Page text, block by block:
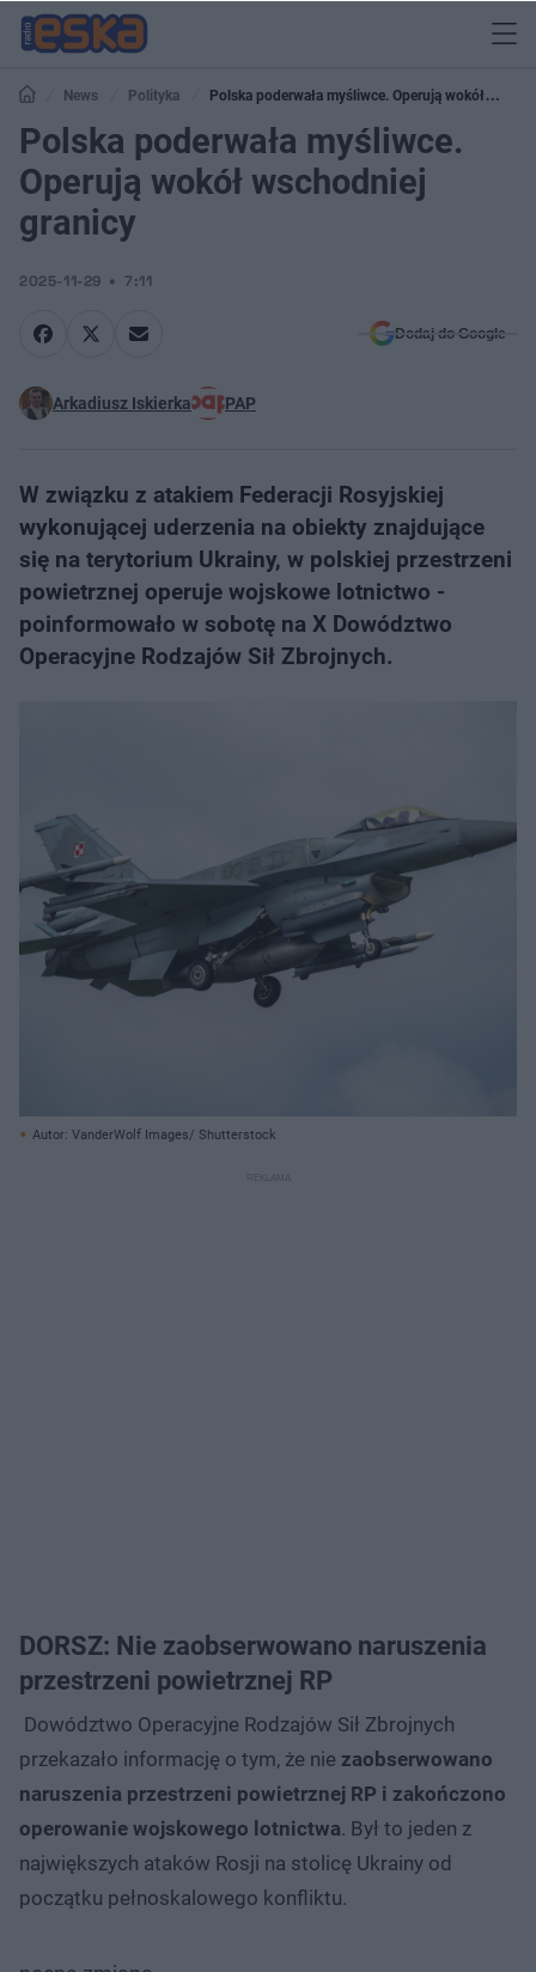
News Polityka
Polska poderwała myśliwce. Operują wokół
wschodniej granicy
Polska poderwała myśliwce.
Operują wokół wschodniej
granicy
2025-11-29 7:11
Dodaj do Google
Arkadiusz Iskierka PAP
W związku z atakiem Federacji Rosyjskiej
wykonującej uderzenia na obiekty znajdujące
się na terytorium Ukrainy, w polskiej przestrzeni
powietrznej operuje wojskowe lotnictwo -
poinformowało w sobotę na X Dowództwo
Operacyjne Rodzajów Sił Zbrojnych.
Autor: VanderWolf Images/ Shutterstock
DORSZ: Nie zaobserwowano naruszenia
przestrzeni powietrznej RP
Dowództwo Operacyjne Rodzajów Sił Zbrojnych
przekazało informację o tym, że nie zaobserwowano
naruszenia przestrzeni powietrznej RP i zakończono
operowanie wojskowego lotnictwa. Był to jeden z
największych ataków Rosji na stolicę Ukrainy od
początku pełnoskalowego konfliktu.